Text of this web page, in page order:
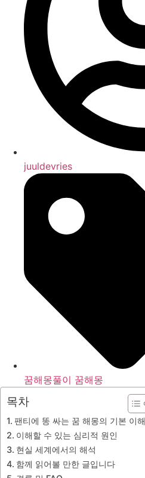
juuldevries
꿈해몽풀이 꿈해몽
목차
팬티에 똥 싸는 꿈 해몽의 기본 이해
이해할 수 있는 심리적 원인
현실 세계에서의 해석
함께 읽어볼 만한 글입니다